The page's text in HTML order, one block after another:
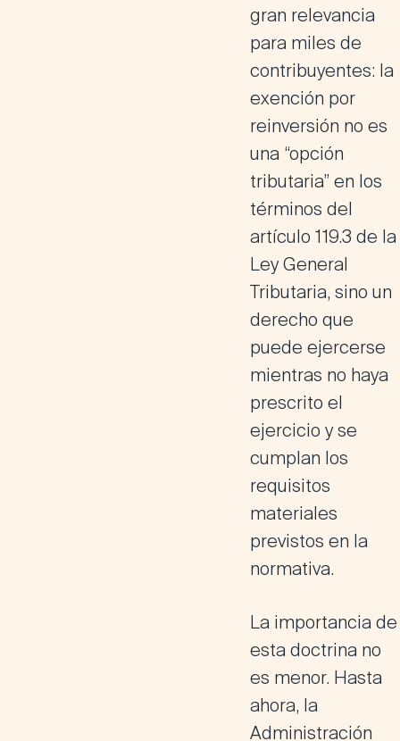
gran relevancia
para miles de
contribuyentes: la
exención por
reinversión no es
una “opción
tributaria” en los
términos del
artículo 119.3 de la
Ley General
Tributaria, sino un
derecho que
puede ejercerse
mientras no haya
prescrito el
ejercicio y se
cumplan los
requisitos
materiales
previstos en la
normativa.
La importancia de
esta doctrina no
es menor. Hasta
ahora, la
Administración